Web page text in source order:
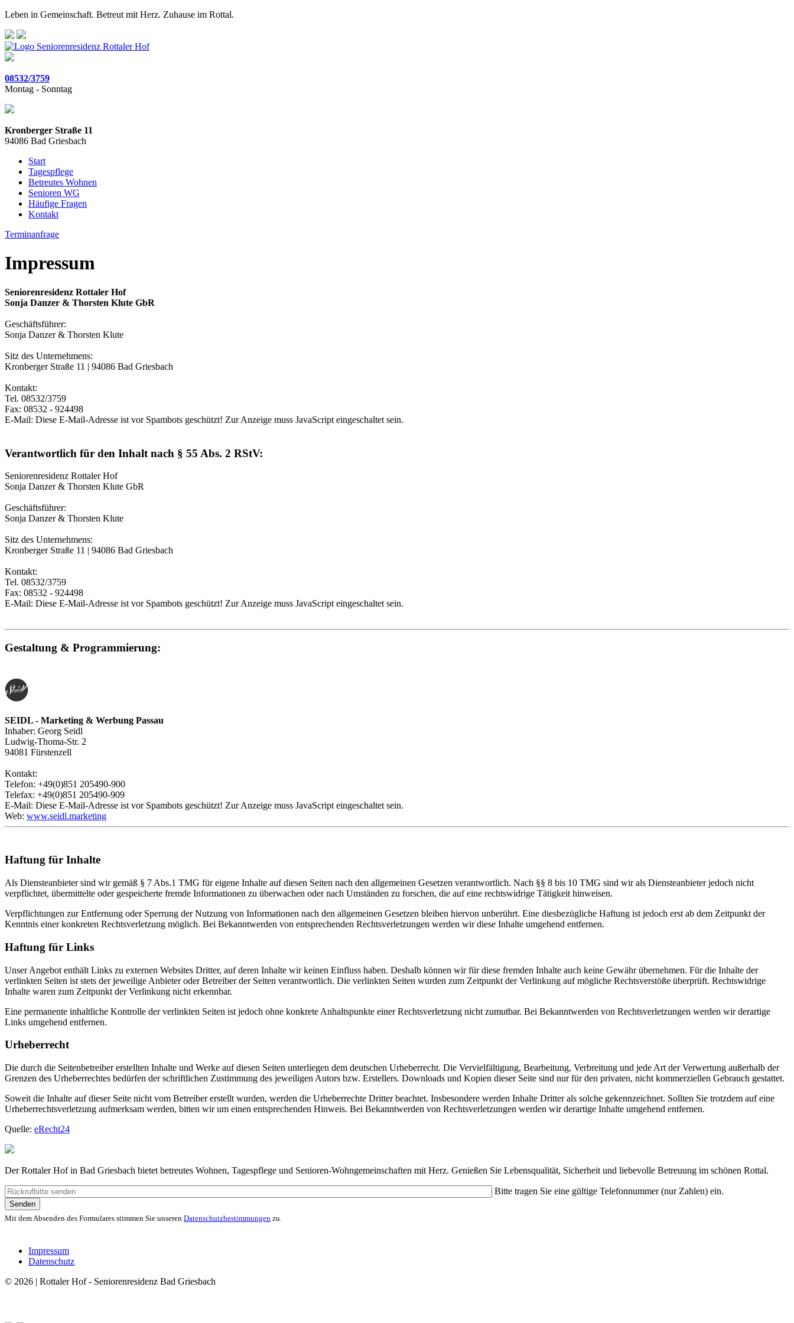
Leben in Gemeinschaft. Betreut mit Herz. Zuhause im Rottal.
08532/3759
Montag - Sonntag
Kronberger Straße 11
94086 Bad Griesbach
Start
Tagespflege
Betreutes Wohnen
Senioren WG
Häufige Fragen
Kontakt
Terminanfrage
Impressum
Seniorenresidenz Rottaler Hof
Sonja Danzer & Thorsten Klute GbR
Geschäftsführer:
Sonja Danzer & Thorsten Klute
Sitz des Unternehmens:
Kronberger Straße 11 | 94086 Bad Griesbach
Kontakt:
Tel. 08532/3759
Fax: 08532 - 924498
E-Mail: Diese E-Mail-Adresse ist vor Spambots geschützt! Zur Anzeige muss JavaScript eingeschaltet sein.
Verantwortlich für den Inhalt nach § 55 Abs. 2 RStV:
Seniorenresidenz Rottaler Hof
Sonja Danzer & Thorsten Klute GbR
Geschäftsführer:
Sonja Danzer & Thorsten Klute
Sitz des Unternehmens:
Kronberger Straße 11 | 94086 Bad Griesbach
Kontakt:
Tel. 08532/3759
Fax: 08532 - 924498
E-Mail: Diese E-Mail-Adresse ist vor Spambots geschützt! Zur Anzeige muss JavaScript eingeschaltet sein.
Gestaltung & Programmierung:
SEIDL - Marketing & Werbung Passau
Inhaber: Georg Seidl
Ludwig-Thoma-Str. 2
94081 Fürstenzell
Kontakt:
Telefon: +49(0)851 205490-900
Telefax: +49(0)851 205490-909
E-Mail: Diese E-Mail-Adresse ist vor Spambots geschützt! Zur Anzeige muss JavaScript eingeschaltet sein.
Web: www.seidl.marketing
Haftung für Inhalte
Als Diensteanbieter sind wir gemäß § 7 Abs.1 TMG für eigene Inhalte auf diesen Seiten nach den allgemeinen Gesetzen verantwortlich. Nach §§ 8 bis 10 TMG sind wir als Diensteanbieter jedoch nicht
verpflichtet, übermittelte oder gespeicherte fremde Informationen zu überwachen oder nach Umständen zu forschen, die auf eine rechtswidrige Tätigkeit hinweisen.
Verpflichtungen zur Entfernung oder Sperrung der Nutzung von Informationen nach den allgemeinen Gesetzen bleiben hiervon unberührt. Eine diesbezügliche Haftung ist jedoch erst ab dem Zeitpunkt der
Kenntnis einer konkreten Rechtsverletzung möglich. Bei Bekanntwerden von entsprechenden Rechtsverletzungen werden wir diese Inhalte umgehend entfernen.
Haftung für Links
Unser Angebot enthält Links zu externen Websites Dritter, auf deren Inhalte wir keinen Einfluss haben. Deshalb können wir für diese fremden Inhalte auch keine Gewähr übernehmen. Für die Inhalte der
verlinkten Seiten ist stets der jeweilige Anbieter oder Betreiber der Seiten verantwortlich. Die verlinkten Seiten wurden zum Zeitpunkt der Verlinkung auf mögliche Rechtsverstöße überprüft. Rechtswidrige
Inhalte waren zum Zeitpunkt der Verlinkung nicht erkennbar.
Eine permanente inhaltliche Kontrolle der verlinkten Seiten ist jedoch ohne konkrete Anhaltspunkte einer Rechtsverletzung nicht zumutbar. Bei Bekanntwerden von Rechtsverletzungen werden wir derartige
Links umgehend entfernen.
Urheberrecht
Die durch die Seitenbetreiber erstellten Inhalte und Werke auf diesen Seiten unterliegen dem deutschen Urheberrecht. Die Vervielfältigung, Bearbeitung, Verbreitung und jede Art der Verwertung außerhalb der
Grenzen des Urheberrechtes bedürfen der schriftlichen Zustimmung des jeweiligen Autors bzw. Erstellers. Downloads und Kopien dieser Seite sind nur für den privaten, nicht kommerziellen Gebrauch gestattet.
Soweit die Inhalte auf dieser Seite nicht vom Betreiber erstellt wurden, werden die Urheberrechte Dritter beachtet. Insbesondere werden Inhalte Dritter als solche gekennzeichnet. Sollten Sie trotzdem auf eine
Urheberrechtsverletzung aufmerksam werden, bitten wir um einen entsprechenden Hinweis. Bei Bekanntwerden von Rechtsverletzungen werden wir derartige Inhalte umgehend entfernen.
Quelle: eRecht24
Der Rottaler Hof in Bad Griesbach bietet betreutes Wohnen, Tagespflege und Senioren-Wohngemeinschaften mit Herz. Genießen Sie Lebensqualität, Sicherheit und liebevolle Betreuung im schönen Rottal.
Bitte tragen Sie eine gültige Telefonnummer (nur Zahlen) ein.
Senden
Mit dem Absenden des Formulares stimmen Sie unseren Datenschutzbestimmungen zu.
Impressum
Datenschutz
© 2026 | Rottaler Hof - Seniorenresidenz Bad Griesbach